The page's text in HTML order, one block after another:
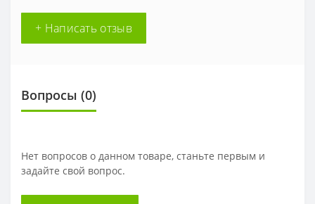
+ Написать отзыв
Вопросы (0)
Нет вопросов о данном товаре, станьте первым и
задайте свой вопрос.